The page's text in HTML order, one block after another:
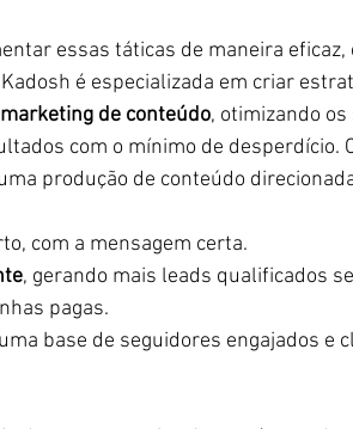
essas táticas de maneira eficaz,
é especializada em criar
de conteúdo, otimizando os
com o mínimo de desperdício.
produção de conteúdo
com a mensagem certa.
, gerando mais leads qualificados
pagas.
base de seguidores engajados e